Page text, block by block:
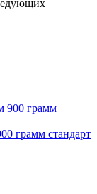
грамм стандарт